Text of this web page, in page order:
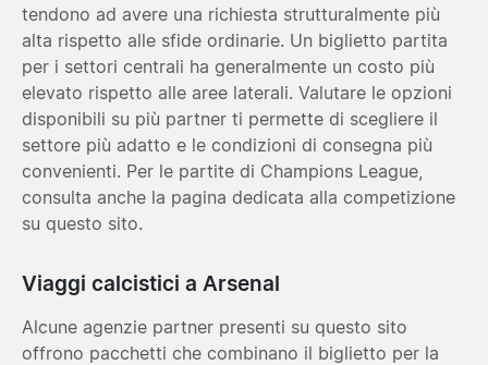
tendono ad avere una richiesta strutturalmente più
alta rispetto alle sfide ordinarie. Un biglietto partita
per i settori centrali ha generalmente un costo più
elevato rispetto alle aree laterali. Valutare le opzioni
disponibili su più partner ti permette di scegliere il
settore più adatto e le condizioni di consegna più
convenienti. Per le partite di Champions League,
consulta anche la pagina dedicata alla competizione
su questo sito.
Viaggi calcistici a Arsenal
Alcune agenzie partner presenti su questo sito
offrono pacchetti che combinano il biglietto per la